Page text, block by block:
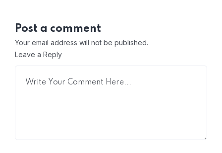
Post a comment
Your email address will not be published.
Leave a Reply